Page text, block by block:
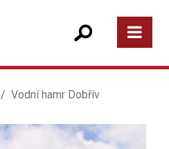
Vodní hamr Dobřív